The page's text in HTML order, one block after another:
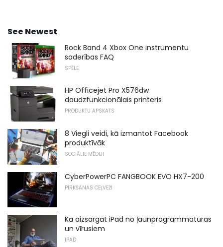
See Newest
Rock Band 4 Xbox One instrumentu
saderības FAQ
SPĒLE
HP Officejet Pro X576dw
daudzfunkcionālais printeris
PRODUKTU APSKATS
8 Viegli veidi, kā izmantot Facebook
produktīvāk
SOCIĀLIE MĒDIJI
CyberPowerPC FANGBOOK EVO HX7-200
PIRKŠANAS CEĻVEŽI
Kā aizsargāt iPad no ļaunprogrammatūras
un vīrusiem
IPAD